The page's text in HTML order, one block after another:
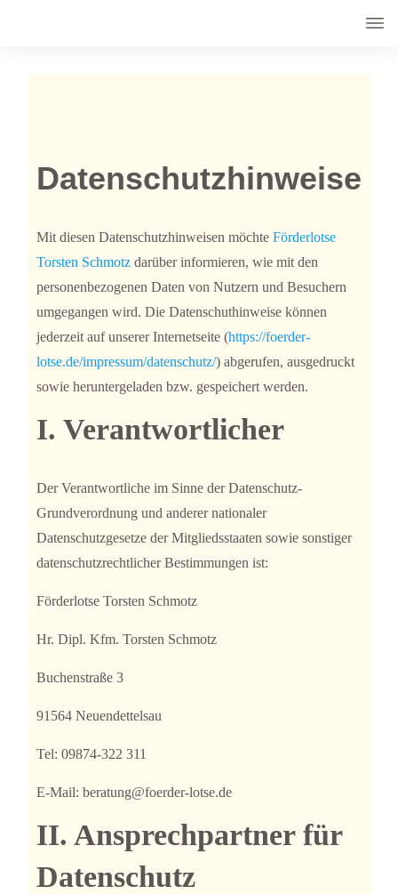
Datenschutzhinweise
Mit diesen Datenschutzhinweisen möchte Förderlotse
Torsten Schmotz darüber informieren, wie mit den
personenbezogenen Daten von Nutzern und Besuchern
umgegangen wird. Die Datenschuthinweise können
jederzeit auf unserer Internetseite (https://foerder-
lotse.de/impressum/datenschutz/) abgerufen, ausgedruckt
sowie heruntergeladen bzw. gespeichert werden.
I. Verantwortlicher
Der Verantwortliche im Sinne der Datenschutz-
Grundverordnung und anderer nationaler
Datenschutzgesetze der Mitgliedsstaaten sowie sonstiger
datenschutzrechtlicher Bestimmungen ist:
Förderlotse Torsten Schmotz
Hr. Dipl. Kfm. Torsten Schmotz
Buchenstraße 3
91564 Neuendettelsau
Tel: 09874-322 311
E-Mail: beratung@foerder-lotse.de
II. Ansprechpartner für
Datenschutz